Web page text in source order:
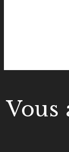
Vous